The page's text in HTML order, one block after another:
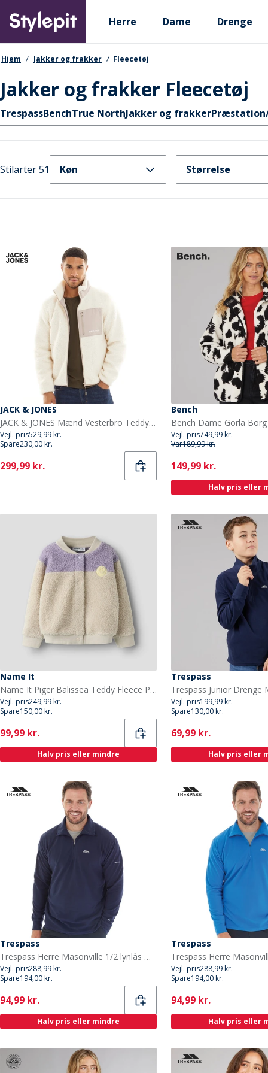
main
content
Primary departments
Herre Dame Drenge
navigationssti
Hjem Jakker og frakker Fleecetøj
Jakker og frakker Fleecetøj
Hurtige links
TrespassBenchTrue NorthJakker og frakker
Stilarter 51 Køn Størrelse
JACK & JONES
JACK & JONES Mænd Vesterbro Teddy Jakke Atmosphere
Vejl. pris529,99 kr.
Spare230,00 kr.
Current
299,99 kr.
Bench
Vejl. pris749,99 kr.
Var189,99 kr.
Current
149,99 kr.
Halv pris eller
Name It
Name It Piger Balissea Teddy Fleece Pumice Stone
Vejl. pris249,99 kr.
Spare150,00 kr.
Current
99,99 kr.
Halv pris eller mindre
Trespass
Vejl. pris199,99 kr.
Spare130,00 kr.
Current
69,99 kr.
Halv pris eller
Trespass
Trespass Herre Masonville 1/2 lynlås Micro Fleece Blå
Vejl. pris288,99 kr.
Spare194,00 kr.
Current
94,99 kr.
Halv pris eller mindre
Trespass
Vejl. pris288,99 kr.
Spare194,00 kr.
Current
94,99 kr.
Halv pris eller